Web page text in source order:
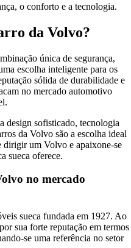
o conforto e a tecnologia.
da Volvo?
única de segurança,
escolha inteligente para os
sólida de durabilidade e
no mercado automotivo
design sofisticado, tecnologia
da Volvo são a escolha ideal
dirigir um Volvo e apaixone-se
sueca oferece.
no mercado
sueca fundada em 1927. Ao
sua forte reputação em termos
se uma referência no setor